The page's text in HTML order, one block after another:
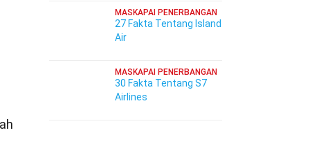
MASKAPAI PENERBANGAN
27 Fakta Tentang Island
Air
MASKAPAI PENERBANGAN
30 Fakta Tentang S7
Airlines